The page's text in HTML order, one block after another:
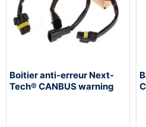
Boitier anti-erreur Next-
Tech® CANBUS warning